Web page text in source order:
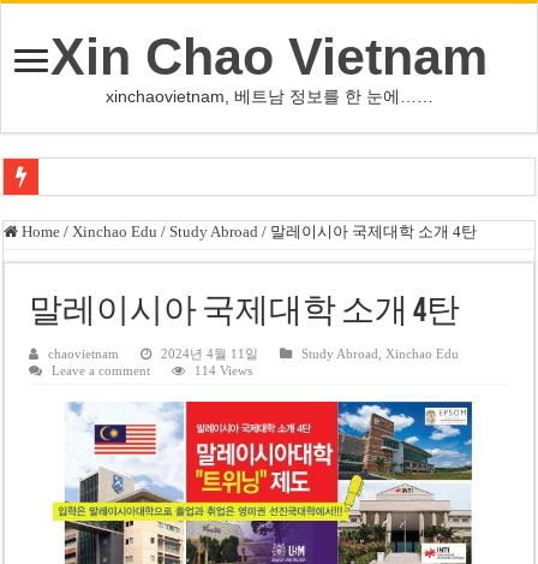
Xin Chao Vietnam
xinchaovietnam, 베트남 정보를 한 눈에……
쩐 타인 먼 베트남 국회의장 “외교 성과, 국가 위상 제고에 크게 기여”
싱가포르 하오마트, 마지막 프리미엄 매장 폐점… 적자·소송 악재 속 사업 축
베트남 은행 분기 순이익 1조 동 시대…비엣콤뱅크 등 5곳 돌파
팜 녓 브엉 빈그룹 회장 딸, 그룹 계열사 경영에 첫 등장
케펠, 투티엠 엠파이어시티 지분 전량 2억7000만 달러에 매각
베트남 MB은행, 2026년 수익 목표 자신…부동산 대출 비율 13% 고수
베트남주식 HAT, 15년 연속 현금 배당…주당 3,000동 지급
‘1,000억 달러 남북고속철 투자’ 호언장담 메콜로르 회장 체포
Home / Xinchao Edu / Study Abroad / 말레이시아 국제대학 소개 4탄
말레이시아 국제대학 소개 4탄
chaovietnam 2024년 4월 11일 Study Abroad
Xinchao Edu
Leave a comment
114 Views